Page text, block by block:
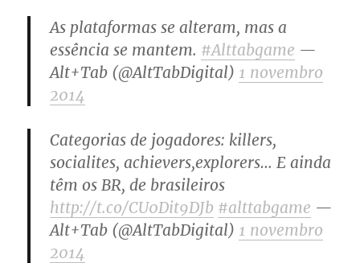
As plataformas se alteram, mas a
essência se mantem. #Alttabgame —
Alt+Tab (@AltTabDigital) 1 novembro
2014
Categorias de jogadores: killers,
socialites, achievers,explorers… E ainda
têm os BR, de brasileiros
http://t.co/CU0Dit9DJb #alttabgame —
Alt+Tab (@AltTabDigital) 1 novembro
2014